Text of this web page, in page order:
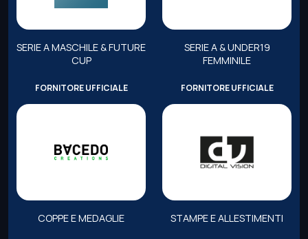
SERIE A MASCHILE & FUTURE
CUP
SERIE A & UNDER19
FEMMINILE
FORNITORE UFFICIALE
COPPE E MEDAGLIE
FORNITORE UFFICIALE
STAMPE E ALLESTIMENTI